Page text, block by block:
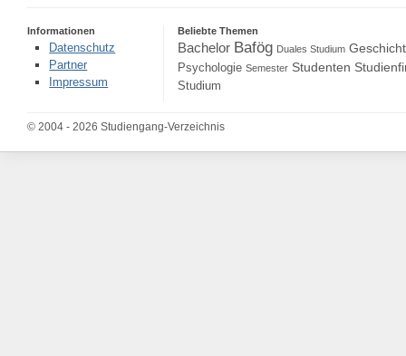
Informationen
Datenschutz
Partner
Impressum
Beliebte Themen
Bachelor Bafög Duales Studium
Psychologie Semester Studenten
Studium
© 2004 - 2026 Studiengang-Verzeichnis